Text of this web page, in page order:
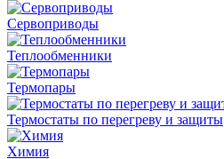
Сервоприводы
Теплообменники
Термопары
Термостаты по перегреву и защиты
Химия